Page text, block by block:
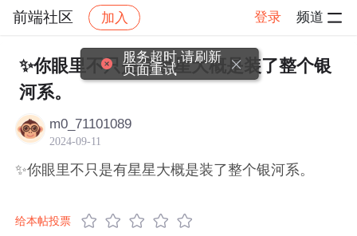
前端社区 加入 登录 频道
社区 前端社区 感慨 帖子详情
✨你眼里不只是有星星大概是装了整个银
河系。
m0_71101089
2024-09-11
✨你眼里不只是有星星大概是装了整个银河系。
给本帖投票
服务超时,请刷新
页面重试